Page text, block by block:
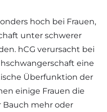
hoch bei Frauen,
unter schwerer
hCG verursacht bei
eine
Überfunktion der
einige Frauen die
Bauch mehr oder